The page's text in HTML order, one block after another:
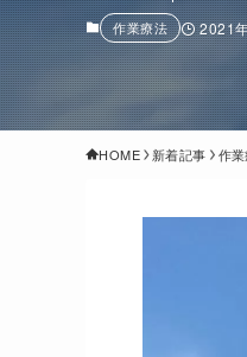
作業療法 2021
HOME 新着記事 作